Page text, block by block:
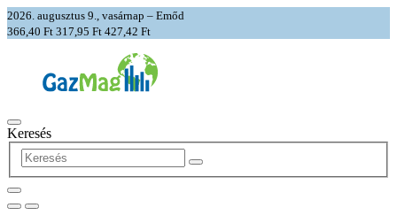
2026. augusztus 9., vasárnap – Emőd
366,40 Ft 317,95 Ft 427,42 Ft
Keresés